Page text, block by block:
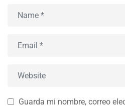
Guarda mi nombre, correo